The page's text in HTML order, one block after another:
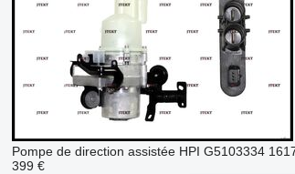
Pompe de direction assistée HPI G5103334
399 €